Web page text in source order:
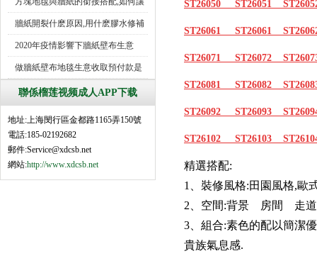
牆紙開裂什麽原因,用什麽膠水修補
2020年疫情影響下牆紙壁布生意
做牆紙壁布地毯生意收取預付款是
行
聯係榴莲视频成人APP下载
地址:上海閔行區金都路1165弄150號
電話:185-02192682
郵件:Service@xdcsb.net
網站:http://www.xdcsb.net
ST26050 ST26051
ST26061 ST26061
ST26071 ST26072
ST26081 ST26082
ST26092 ST26093
ST26102 ST26103
精選搭配:
1、裝修風格:田園風格,
2、空間:背景 房間
3、組合:素色的配以簡
貴族氣息感.